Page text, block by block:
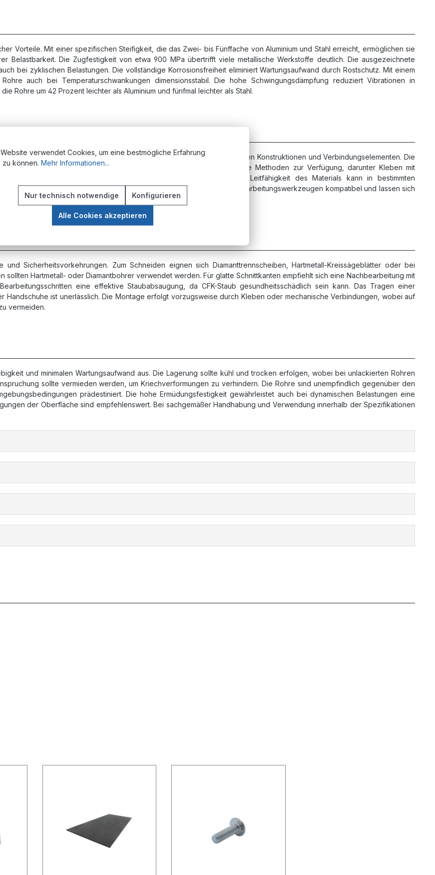
Vorteile. Mit einer spezifischen Steifigkeit, die das Zwei- bis Fünffache von Aluminium und Stahl erreicht, ermöglichen sie
Belastbarkeit. Die Zugfestigkeit von etwa 900 MPa übertrifft viele metallische Werkstoffe deutlich. Die ausgezeichnete
bei zyklischen Belastungen. Die vollständige Korrosionsfreiheit eliminiert Wartungsaufwand durch Rostschutz. Mit einem
auch bei Temperaturschwankungen dimensionsstabil. Die hohe Schwingungsdämpfung reduziert Vibrationen in
Rohre um 42 Prozent leichter als Aluminium und fünfmal leichter als Stahl.
Rohre gewährleisten eine hervorragende Kompatibilität mit bestehenden Konstruktionen und Verbindungselementen. Die
kombinieren. Für die Verbindung stehen verschiedene Methoden zur Verfügung, darunter Kleben mit
oder Muffen sowie formschlüssige Verbindungen. Die elektrische Leitfähigkeit des Materials kann in bestimmten
entsprechende Isolation. Die Rohre sind mit allen gängigen CFK-Bearbeitungswerkzeugen kompatibel und lassen sich
Sicherheitsvorkehrungen. Zum Schneiden eignen sich Diamanttrennscheiben, Hartmetall-Kreissägeblätter oder bei
sollten Hartmetall- oder Diamantbohrer verwendet werden. Für glatte Schnittkanten empfiehlt sich eine Nachbearbeitung mit
eine effektive Staubabsaugung, da CFK-Staub gesundheitsschädlich sein kann. Das Tragen einer
Handschuhe ist unerlässlich. Die Montage erfolgt vorzugsweise durch Kleben oder mechanische Verbindungen, wobei auf
vermeiden.
und minimalen Wartungsaufwand aus. Die Lagerung sollte kühl und trocken erfolgen, wobei bei unlackierten Rohren
sollte vermieden werden, um Kriechverformungen zu verhindern. Die Rohre sind unempfindlich gegenüber den
prädestiniert. Die hohe Ermüdungsfestigkeit gewährleistet auch bei dynamischen Belastungen eine
der Oberfläche sind empfehlenswert. Bei sachgemäßer Handhabung und Verwendung innerhalb der Spezifikationen
verwendet Cookies, um eine bestmögliche Erfahrung
zu können. Mehr Informationen...
Nur technisch notwendige Konfigurieren
Alle Cookies akzeptieren